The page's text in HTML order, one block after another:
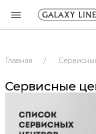
Главная /
Сервисные центры
Сервисные